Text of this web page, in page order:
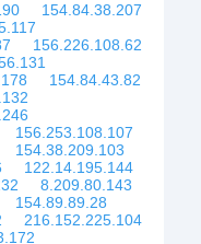
154.84.38.207
156.226.108.62
154.84.43.82
156.253.108.107
154.38.209.103
122.14.195.144
8.209.80.143
154.89.89.28
216.152.225.104